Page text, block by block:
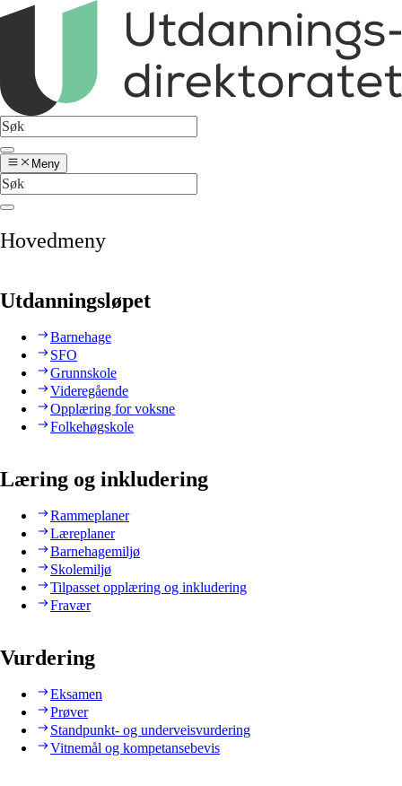
Meny
Hovedmeny
Utdanningsløpet
Barnehage
SFO
Grunnskole
Videregående
Opplæring for voksne
Folkehøgskole
Læring og inkludering
Rammeplaner
Læreplaner
Barnehagemiljø
Skolemiljø
Tilpasset opplæring og inkludering
Fravær
Vurdering
Eksamen
Prøver
Standpunkt- og underveisvurdering
Vitnemål og kompetansebevis